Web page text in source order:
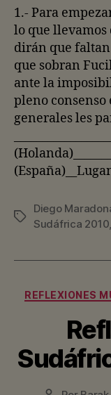
entrada
1.- Para
lo que llevamos
dirán que faltan
que sobran
ante la
pleno
generales les
Etiquetas
Diego
Sudáfrica 2010
REFLEXIONES